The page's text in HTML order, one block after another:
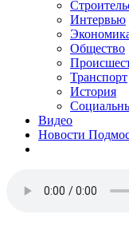
Интервью
Общество
Транспорт
История
Видео
Новости